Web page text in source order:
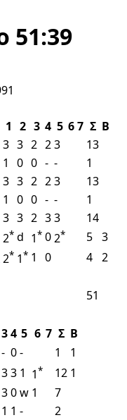
51:39
1 2 3 4 5 67 Σ B
3 3 2 23
13
1 0 0 - -
1
3 3 2 23
13
1 0 0 - -
1
3 3 2 33
14
2* d 1* 02* 5 3
2* 1* 1 0 4 2
51
34 5 6 7 Σ B
- 0- 1
1
33 1 1* 12 1
30w 1
7
1 1 -
2